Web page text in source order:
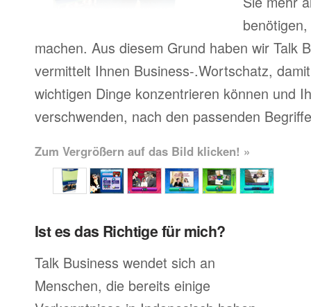
machen. Aus diesem Grund haben wir Talk
vermittelt Ihnen Business-.Wortschatz,
wichtigen Dinge konzentrieren können und
verschwenden, nach den passenden
Zum Vergrößern auf das Bild klicken! »
Ist es das Richtige für mich?
Talk Business wendet sich an
Menschen, die bereits einige